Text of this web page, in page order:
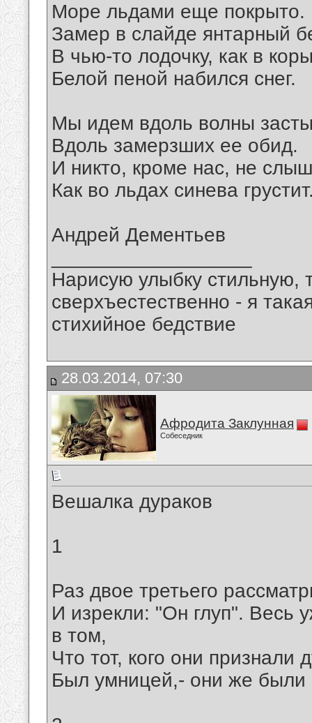
Море льдами еще покрыто.
Замер в слайде янтарный
В чью-то лодочку, как в
Белой пеной набился снег.
Мы идем вдоль волны
Вдоль замерзших ее обид.
И никто, кроме нас, не
Как во льдах синева
Андрей Дементьев
Нарисую улыбку стильную,
сверхъестественно - я
стихийное бедствие
28.03.2014, 07:30
Афродита Заклунная
Собеседник
Вешалка дураков
1
Раз двое третьего
И изрекли: "Он глуп". Весь
в том,
Что тот, кого они признали
Был умницей,- они же были